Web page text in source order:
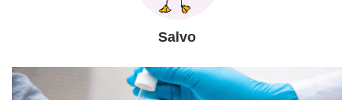
Salvo
Test
delle